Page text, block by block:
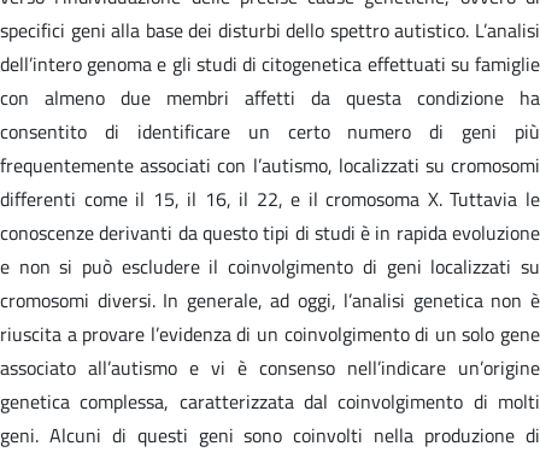
specifici geni alla base dei disturbi dello spettro autistico. L’analisi
dell’intero genoma e gli studi di citogenetica effettuati su famiglie
con almeno due membri affetti da questa condizione ha
consentito di identificare un certo numero di geni più
frequentemente associati con l’autismo, localizzati su cromosomi
differenti come il 15, il 16, il 22, e il cromosoma X. Tuttavia le
conoscenze derivanti da questo tipi di studi è in rapida evoluzione
e non si può escludere il coinvolgimento di geni localizzati su
cromosomi diversi. In generale, ad oggi, l’analisi genetica non è
riuscita a provare l’evidenza di un coinvolgimento di un solo gene
associato all’autismo e vi è consenso nell’indicare un’origine
genetica complessa, caratterizzata dal coinvolgimento di molti
geni. Alcuni di questi geni sono coinvolti nella produzione di